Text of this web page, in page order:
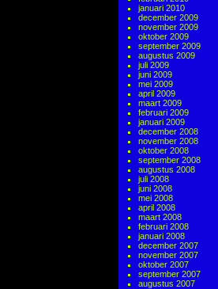
januari 2010
december 2009
november 2009
oktober 2009
september 2009
augustus 2009
juli 2009
juni 2009
mei 2009
april 2009
maart 2009
februari 2009
januari 2009
december 2008
november 2008
oktober 2008
september 2008
augustus 2008
juli 2008
juni 2008
mei 2008
april 2008
maart 2008
februari 2008
januari 2008
december 2007
november 2007
oktober 2007
september 2007
augustus 2007